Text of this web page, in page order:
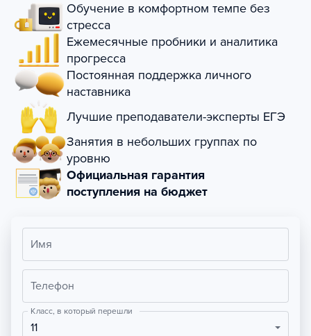
Обучение в комфортном темпе без
стресса
Ежемесячные пробники и аналитика
прогресса
Постоянная поддержка личного
наставника
Лучшие преподаватели-эксперты ЕГЭ
Занятия в небольших группах по
уровню
Официальная гарантия
поступления на бюджет
Имя
Телефон
Класс, в который перешли
11